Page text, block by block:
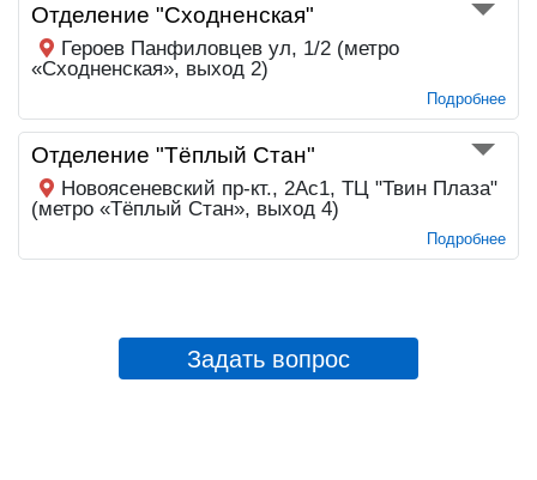
Отделение "Сходненская"
Героев Панфиловцев ул, 1/2 (метро
«Сходненская», выход 2)
Подробнее
Отделение "Тёплый Стан"
Новоясеневский пр-кт., 2Ас1, ТЦ "Твин Плаза"
(метро «Тёплый Стан», выход 4)
Подробнее
Задать вопрос